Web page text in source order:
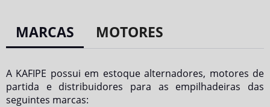
MARCAS MOTORES
A KAFIPE possui em estoque alternadores, motores de
partida e distribuidores para as empilhadeiras das
seguintes marcas: